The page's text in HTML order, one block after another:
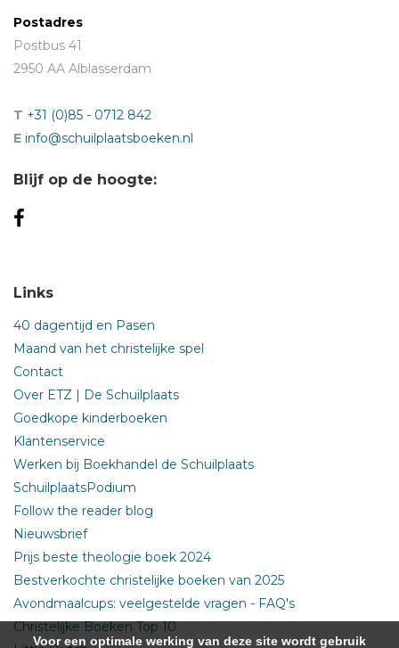
Postadres
Postbus 41
2950 AA Alblasserdam
T +31 (0)85 - 0712 842
E info@schuilplaatsboeken.nl
Blijf op de hoogte:
Links
40 dagentijd en Pasen
Maand van het christelijke spel
Contact
Over ETZ | De Schuilplaats
Goedkope kinderboeken
Klantenservice
Werken bij Boekhandel de Schuilplaats
SchuilplaatsPodium
Follow the reader blog
Nieuwsbrief
Prijs beste theologie boek 2024
Bestverkochte christelijke boeken van 2025
Avondmaalcups: veelgestelde vragen - FAQ's
Christelijke Boeken Top 10
Voor een optimale werking van deze site wordt gebruik